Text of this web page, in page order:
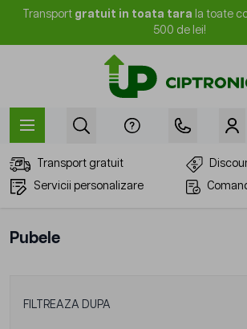
Mergi la Conținut
Transport gratuit in toata tara la toate
500 de lei!
Transport gratuit
Servicii personalizare
Pubele
FILTREAZA DUPA